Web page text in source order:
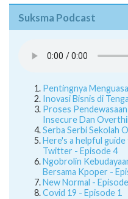
Suksma Podcast
Pentingnya
Inovasi Bisnis di
Proses
Insecure Dan
Serba Serbi Sekolah
Here's a helpful
Twitter - Episode 4
Ngobrolin
Bersama Kpoper -
New Normal -
Covid 19 - Episode 1